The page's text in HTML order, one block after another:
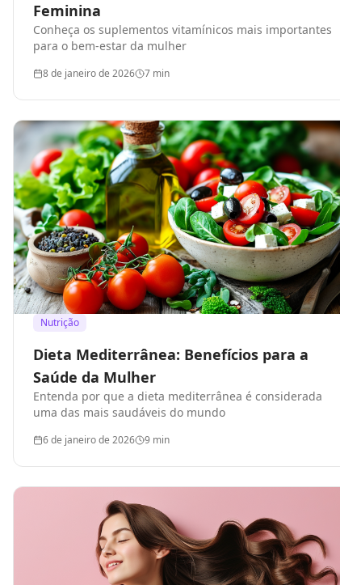
Feminina
Conheça os suplementos vitamínicos mais importantes
para o bem-estar da mulher
8 de janeiro de 2026 7 min
Nutrição
Dieta Mediterrânea: Benefícios para a
Saúde da Mulher
Entenda por que a dieta mediterrânea é considerada
uma das mais saudáveis do mundo
6 de janeiro de 2026 9 min